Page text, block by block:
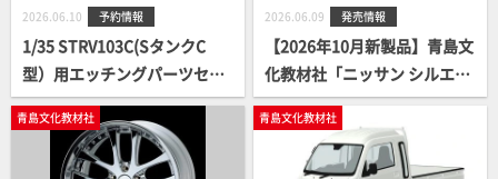
2026.06.10 予約情報
1/35 STRV103C(SタンクC
型）用エッチングパーツセッ
ト
2026.06.09 発売情報
【2026年10月新製品】青島文
化教材社「ニッサン シルエイ
ティ カスタム (４色)」
青島文化教材社 青島文化教材社